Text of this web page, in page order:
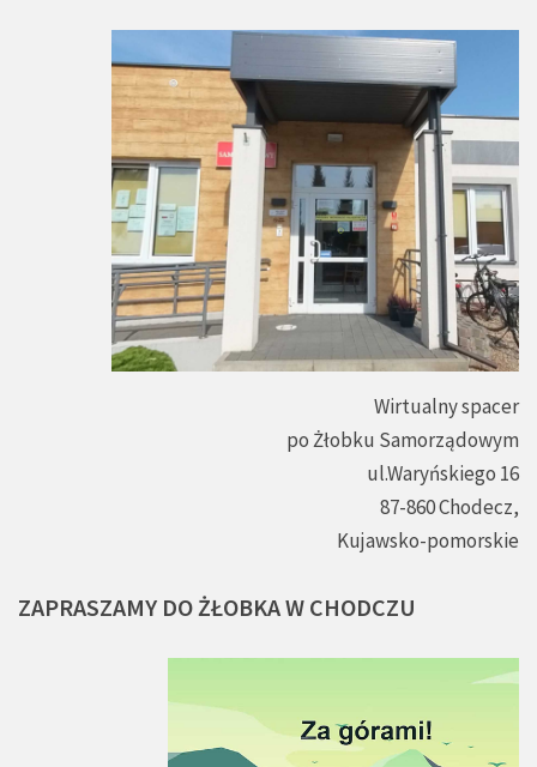
Wirtualny spacer
po Żłobku Samorządowym
ul.Waryńskiego 16
87-860 Chodecz,
Kujawsko-pomorskie
ZAPRASZAMY DO ŻŁOBKAW CHODCZU